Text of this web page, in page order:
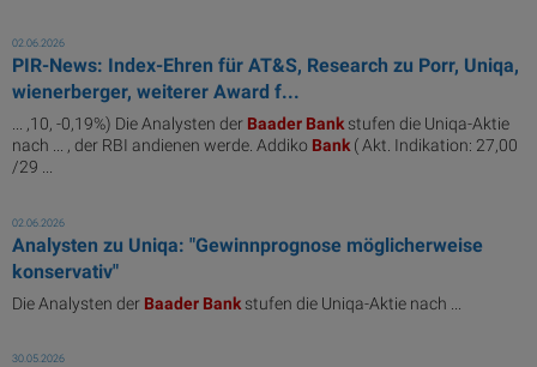
02.06.2026
PIR-News: Index-Ehren für AT&S, Research zu Porr, Uniqa,
wienerberger, weiterer Award f...
... ,10, -0,19%) Die Analysten der Baader Bankstufen die Uniqa-Aktie
nach ... , der RBI andienen werde. Addiko Bank( Akt. Indikation: 27,00
/29 ...
02.06.2026
Analysten zu Uniqa: "Gewinnprognose möglicherweise
konservativ"
Die Analysten der Baader Bankstufen die Uniqa-Aktie nach ...
30.05.2026